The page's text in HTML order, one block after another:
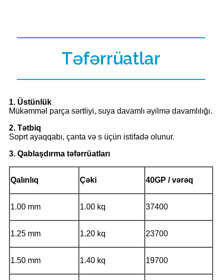
Təfərrüatlar
1. Üstünlük
Mükəmməl parça sərtliyi, suya davamlı əyilmə davamlılığı.
2. Tətbiq
Soprt ayaqqabı, çanta və s üçün istifadə olunur.
3. Qablaşdırma təfərrüatları
Qalınlıq Çəki 40GP / vərəq
1.00 mm 1.00 kq 37400
1.25 mm 1.20 kq 23700
1.50 mm 1.40 kq 19700